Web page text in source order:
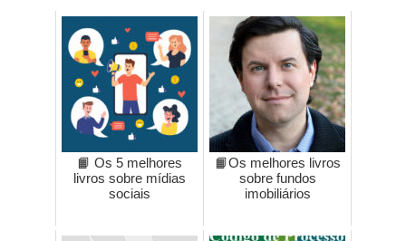
📙 Os 5 melhores
livros sobre mídias
sociais
📙Os melhores livros
sobre fundos
imobiliários